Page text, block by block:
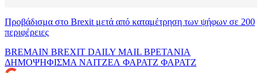
Προβάδισμα στο Brexit μετά από καταμέτρηση των ψήφων σε 200
περιφέρειες
BREMAIN BREXIT DAILY MAIL ΒΡΕΤΑΝΙΑ
ΔΗΜΟΨΗΦΙΣΜΑ ΝΑΙΤΖΕΛ ΦΑΡΑΤΖ ΦΑΡΑΤΖ